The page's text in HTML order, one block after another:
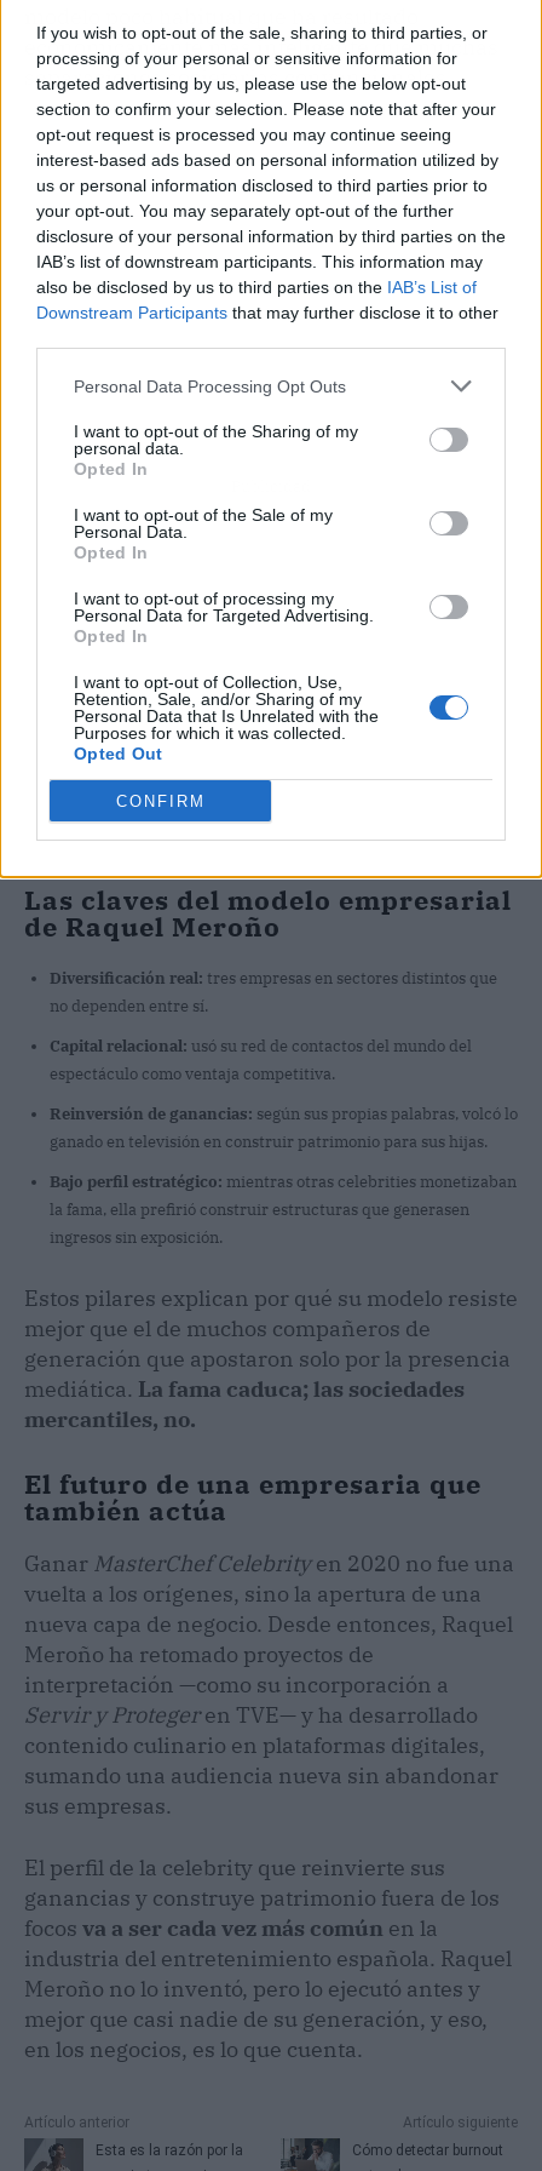
If you wish to opt-out of the sale, sharing to third parties, or
processing of your personal or sensitive information for
targeted advertising by us, please use the below opt-out
section to confirm your selection. Please note that after your
opt-out request is processed you may continue seeing
interest-based ads based on personal information utilized by
us or personal information disclosed to third parties prior to
your opt-out. You may separately opt-out of the further
disclosure of your personal information by third parties on the
IAB’s list of downstream participants. This information may
also be disclosed by us to third parties on the IAB’s List of
Downstream Participants that may further disclose it to other
Personal Data Processing Opt Outs
I want to opt-out of the Sharing of my
personal data.
Opted In
I want to opt-out of the Sale of my
Personal Data.
Opted In
I want to opt-out of processing my
Personal Data for Targeted Advertising.
Opted In
I want to opt-out of Collection, Use,
Retention, Sale, and/or Sharing of my
Personal Data that Is Unrelated with the
Purposes for which it was collected.
Opted Out
CONFIRM
económicamente más inteligente que muchas
separaciones societarias convencionales.
Las claves del modelo empresarial
de Raquel Meroño
Diversificación real: tres empresas en sectores distintos que
no dependen entre sí.
Capital relacional: usó su red de contactos del mundo del
espectáculo como ventaja competitiva.
Reinversión de ganancias: según sus propias palabras, volcó lo
ganado en televisión en construir patrimonio para sus hijas.
Bajo perfil estratégico: mientras otras celebrities monetizaban
la fama, ella prefirió construir estructuras que generasen
ingresos sin exposición.
Estos pilares explican por qué su modelo resiste
mejor que el de muchos compañeros de
generación que apostaron solo por la presencia
mediática. La fama caduca; las sociedades
mercantiles, no.
El futuro de una empresaria que
también actúa
Ganar MasterChef Celebrityen 2020 no fue una
vuelta a los orígenes, sino la apertura de una
nueva capa de negocio. Desde entonces, Raquel
Meroño ha retomado proyectos de
interpretación —como su incorporación a
Servir y Protegeren TVE— y ha desarrollado
contenido culinario en plataformas digitales,
sumando una audiencia nueva sin abandonar
sus empresas.
El perfil de la celebrity que reinvierte sus
ganancias y construye patrimonio fuera de los
focos va a ser cada vez más común en la
industria del entretenimiento española. Raquel
Meroño no lo inventó, pero lo ejecutó antes y
mejor que casi nadie de su generación, y eso,
en los negocios, es lo que cuenta.
Artículo anterior
Esta es la razón por la
Artículo siguiente
Cómo detectar burnout